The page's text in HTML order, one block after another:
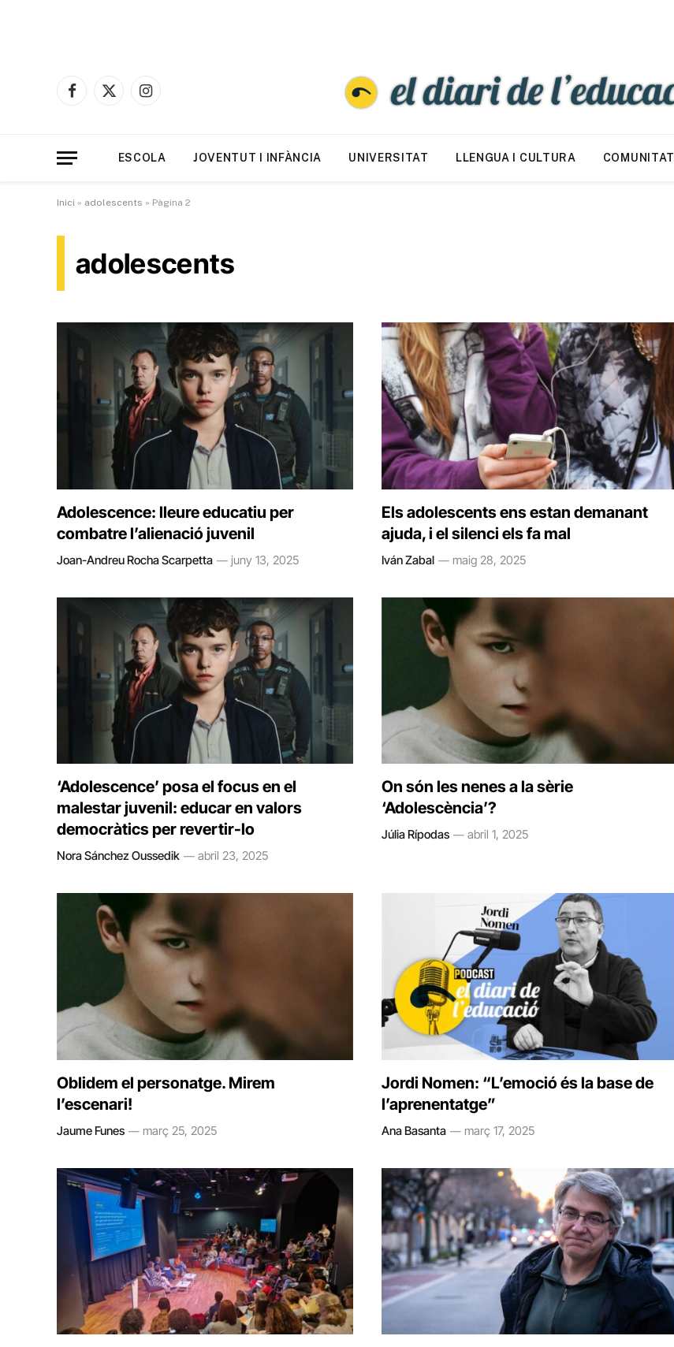
Facebook
X
Instagram
ESCOLA JOVENTUT I INFÀNCIA UNIVERSITAT LLENGUA I CULTURA COMUNITAT
Inici » adolescents » Pàgina 2
adolescents
Adolescence: lleure educatiu per
combatre l’alienació juvenil
Joan-Andreu Rocha Scarpetta juny 13, 2025
Els adolescents ens estan demanant
ajuda, i el silenci els fa mal
Iván Zabal maig 28, 2025
‘Adolescence’ posa el focus en el
malestar juvenil: educar en valors
democràtics per revertir-lo
Nora Sánchez Oussedik abril 23, 2025
On són les nenes a la sèrie
‘Adolescència’?
Júlia Rípodas abril 1, 2025
Oblidem el personatge. Mirem
l’escenari!
Jaume Funes març 25, 2025
Jordi Nomen: “L’emoció és la base de
l’aprenentatge”
Ana Basanta març 17, 2025